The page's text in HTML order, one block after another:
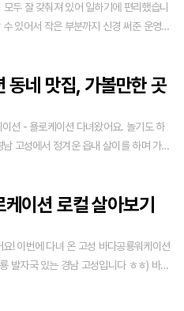
두 잘 갖춰져 있어 일하기에 편리했습니
끗한 인테리어로, 거의 모든 것을 갖춘 시
챙겨주셔서 더 감사한 시간이었습니다.
던 점이 바다공룡 워케이션의 가장 큰 매
즐길 거리와 볼거리를 알려주셔서 다음
는 가보지 못한 여행
름에 와서 꽃이 피고 푸른 자연을 만끽해
제 속에서 도시와 로컬을 잇고, 특별한
요. 이번 워케이션은 업무
택이었고, 고성의 매력을 알게 된 소중한
션에서 특별한 여유를 즐겨보세요!
동네 맛집, 가볼만한 곳
션 - 욜로케이션 다녀왔어요. 놀기도 하
고성에서 정겨운 읍내 살이를 하며 가본
는 동네 맛집과 고성에서 가볼만한 곳을
로그램만으로도 대만족이지만 고성까
고 돌아가면 아쉽지 않겠어요?
이션 로컬 살아보기
! 이번에 다녀 온 고성 바다공룡워케이션
발자국 있는 경남 고성입니다 ㅎㅎ) 바다
고는 있었는데 좋은 기회로 이번에 와보
라고 하는데 욜로케이션은 욜로+로컬